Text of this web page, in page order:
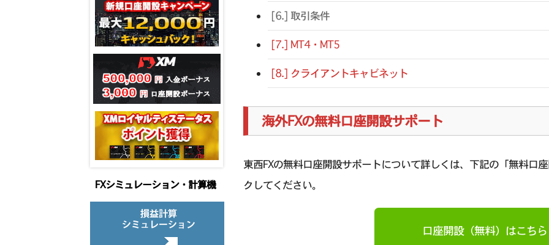
FXシミュレーション・計算機
[6.] 取引条件
[7.] MT4・MT5
[8.] クライアントキャビネット
海外FXの無料口座開設サポート
東西FXの無料口座開設サポートについて詳しくは、下記の「無料口
クしてください。
口座開設（無料）はこちら